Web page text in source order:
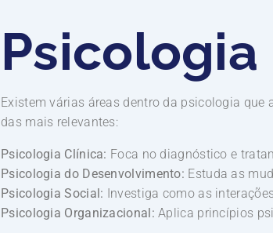
Psicologia
Existem várias áreas dentro da psicologia
das mais relevantes:
Psicologia Clínica: Foca no diagnóstico e
Psicologia do Desenvolvimento: Estuda as
Psicologia Social: Investiga como as
Psicologia Organizacional: Aplica princípios